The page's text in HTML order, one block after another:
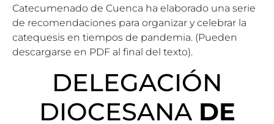
Catecumenado de Cuenca ha elaborado una serie
de recomendaciones para organizar y celebrar la
catequesis en tiempos de pandemia. (Pueden
descargarse en PDF al final del texto).
DELEGACIÓN
DIOCESANA DE